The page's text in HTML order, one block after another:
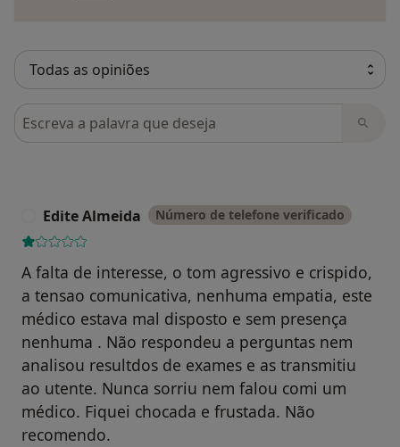
Pesquisar em opiniões
Edite Almeida Número de telefone verificado
A falta de interesse, o tom agressivo e crispido,
a tensao comunicativa, nenhuma empatia, este
médico estava mal disposto e sem presença
nenhuma . Não respondeu a perguntas nem
analisou resultdos de exames e as transmitiu
ao utente. Nunca sorriu nem falou comi um
médico. Fiquei chocada e frustada. Não
recomendo.